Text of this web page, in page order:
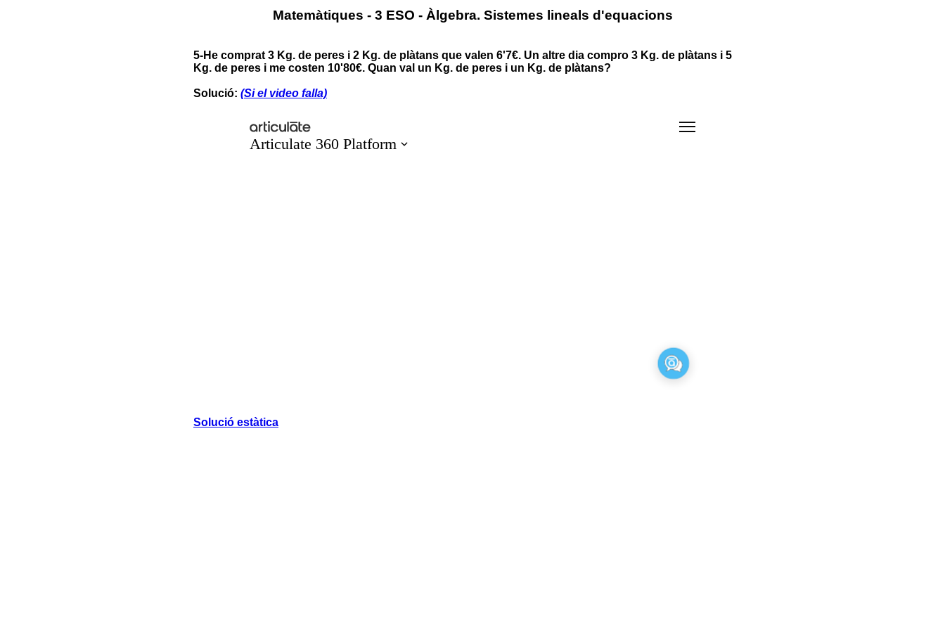
Matemàtiques - 3 ESO - Àlgebra. Sistemes lineals d'equacions
5-He comprat 3 Kg. de peres i 2 Kg. de plàtans que valen 6'7€. Un altre dia compro 3 Kg. de plàtans i 5
Kg. de peres i me costen 10'80€. Quan val un Kg. de peres i un Kg. de plàtans?
Solució: (Si el video falla)
Solució estàtica